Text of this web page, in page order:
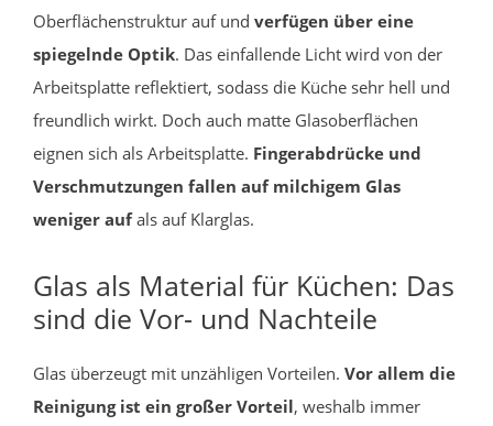
Oberflächenstruktur auf und verfügen über eine
spiegelnde Optik. Das einfallende Licht wird von der
Arbeitsplatte reflektiert, sodass die Küche sehr hell und
freundlich wirkt. Doch auch matte Glasoberflächen
eignen sich als Arbeitsplatte. Fingerabdrücke und
Verschmutzungen fallen auf milchigem Glas
weniger aufals auf Klarglas.
Glas als Material für Küchen: Das
sind die Vor- und Nachteile
Glas überzeugt mit unzähligen Vorteilen. Vor allem die
Reinigung ist ein großer Vorteil, weshalb immer